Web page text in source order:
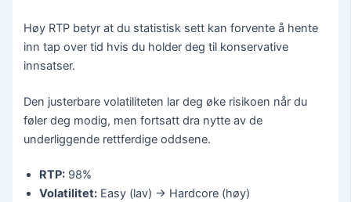
Høy RTP betyr at du statistisk sett kan forvente å hente
inn tap over tid hvis du holder deg til konservative
innsatser.
Den justerbare volatiliteten lar deg øke risikoen når du
føler deg modig, men fortsatt dra nytte av de
underliggende rettferdige oddsene.
RTP: 98%
Volatilitet: Easy (lav) → Hardcore (høy)